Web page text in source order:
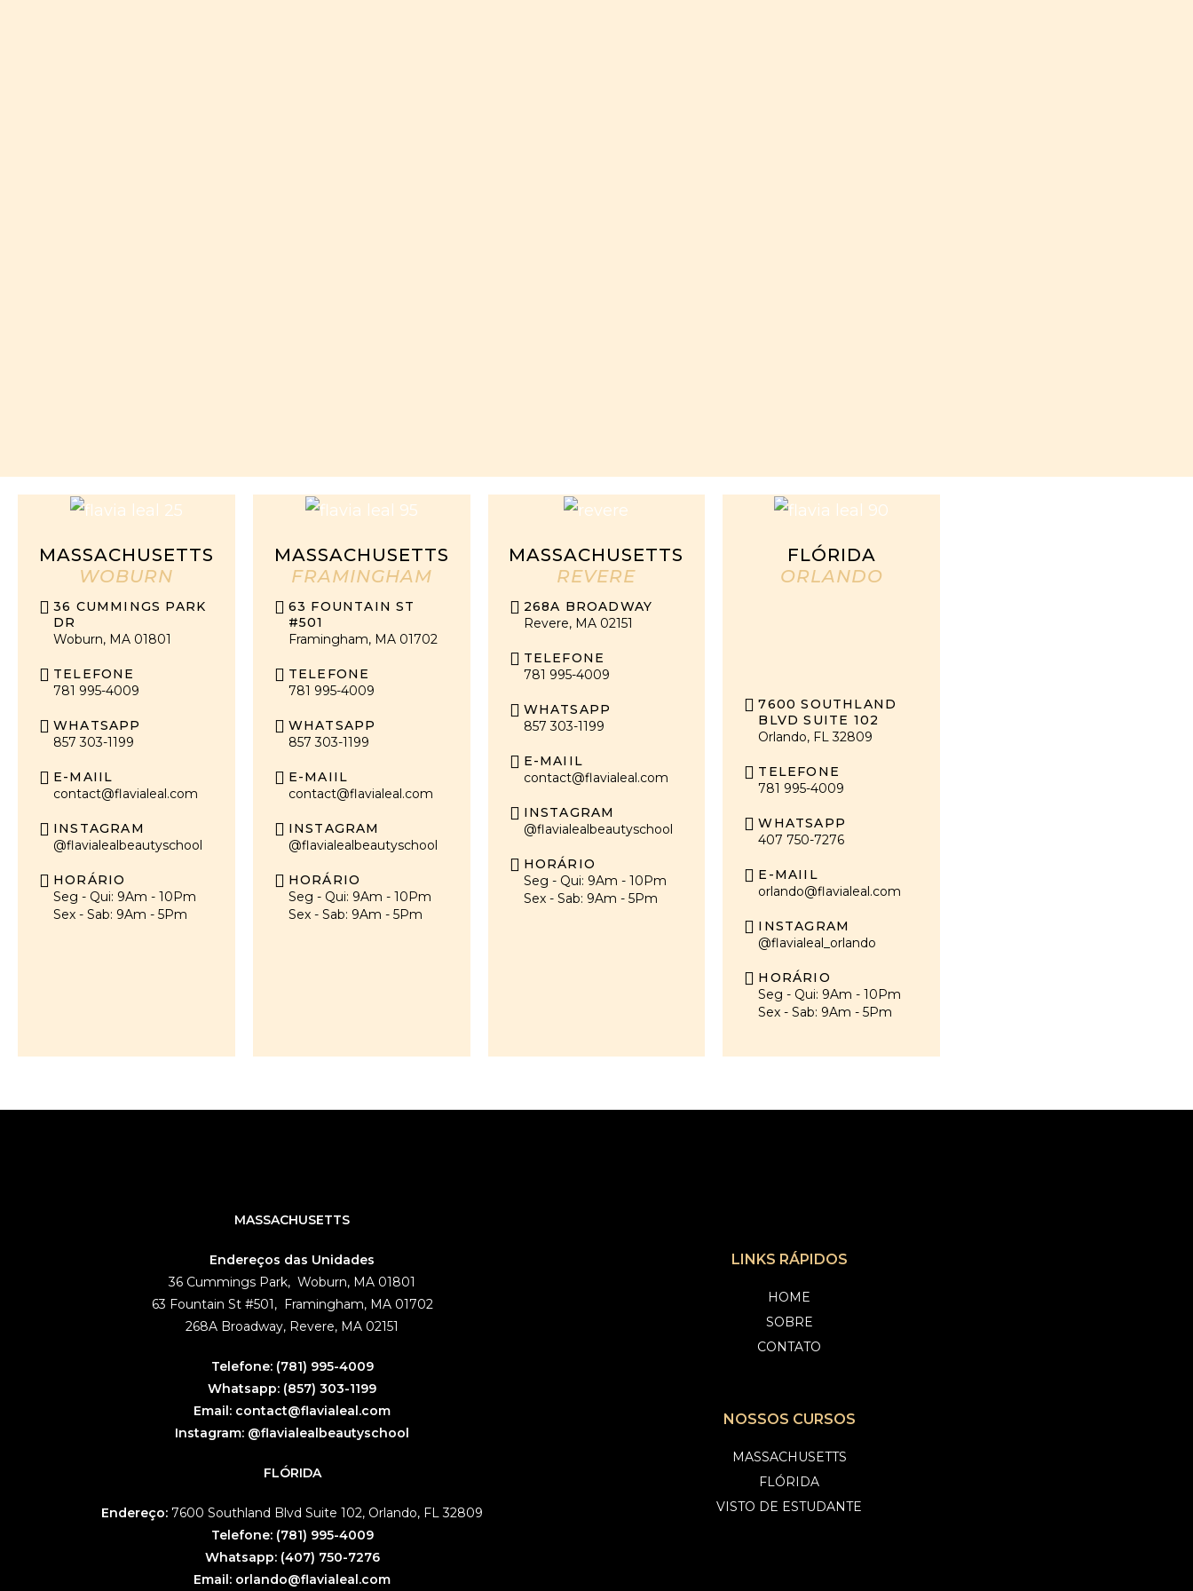
MASSACHUSETTS
WOBURN
36 CUMMINGS PARK
DR
Woburn, MA 01801
TELEFONE
781 995-4009
WHATSAPP
857 303-1199
E-MAIIL
contact@flavialeal.com
INSTAGRAM
@flavialealbeautyschool
HORÁRIO
Seg - Qui: 9Am - 10Pm
Sex - Sab: 9Am - 5Pm
MASSACHUSETTS
FRAMINGHAM
63 FOUNTAIN ST
#501
Framingham, MA 01702
TELEFONE
781 995-4009
WHATSAPP
857 303-1199
E-MAIIL
contact@flavialeal.com
INSTAGRAM
@flavialealbeautyschool
HORÁRIO
Seg - Qui: 9Am - 10Pm
Sex - Sab: 9Am - 5Pm
MASSACHUSETTS
REVERE
268A BROADWAY
Revere, MA 02151
TELEFONE
781 995-4009
WHATSAPP
857 303-1199
E-MAIIL
contact@flavialeal.com
INSTAGRAM
@flavialealbeautyschool
HORÁRIO
Seg - Qui: 9Am - 10Pm
Sex - Sab: 9Am - 5Pm
FLÓRIDA
ORLANDO
7600 SOUTHLAND
BLVD SUITE 102
Orlando, FL 32809
TELEFONE
781 995-4009
WHATSAPP
407 750-7276
E-MAIIL
orlando@flavialeal.com
INSTAGRAM
@flavialeal_orlando
HORÁRIO
Seg - Qui: 9Am - 10Pm
Sex - Sab: 9Am - 5Pm
MASSACHUSETTS
Endereços das Unidades
36 Cummings Park, Woburn, MA 01801
63 Fountain St #501, Framingham, MA 01702
268A Broadway, Revere, MA 02151
Telefone: (781) 995-4009
Whatsapp: (857) 303-1199
Email: contact@flavialeal.com
Instagram: @flavialealbeautyschool
FLÓRIDA
Endereço: 7600 Southland Blvd Suite 102, Orlando, FL 32809
Telefone: (781) 995-4009
Whatsapp: (407) 750-7276
Email: orlando@flavialeal.com
LINKS RÁPIDOS
HOME
SOBRE
CONTATO
NOSSOS CURSOS
MASSACHUSETTS
FLÓRIDA
VISTO DE ESTUDANTE